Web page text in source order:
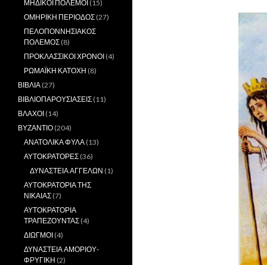
ΜΗΔΙΚΟΙ ΠΟΛΕΜΟΙ (15)
ΟΜΗΡΙΚΗ ΠΕΡΙΟΔΟΣ (27)
ΠΕΛΟΠΟΝΝΗΣΙΑΚΟΣ
ΠΟΛΕΜΟΣ (8)
ΠΡΟΚΛΑΣΣΙΚΟΙ ΧΡΟΝΟΙ (4)
ΡΩΜΑΪΚΗ ΚΑΤΟΧΗ (8)
ΒΙΒΛΙΑ (27)
ΒΙΒΛΙΟΠΑΡΟΥΣΙΑΣΕΙΣ (11)
ΒΛΑΧΟΙ (14)
ΒΥΖΑΝΤΙΟ (204)
ΑΝΑΤΟΛΙΚΑ ΦΥΛΑ (13)
ΑΥΤΟΚΡΑΤΟΡΕΣ (36)
ΔΥΝΑΣΤΕΙΑ ΑΓΓΕΛΩΝ (1)
ΑΥΤΟΚΡΑΤΟΡΙΑ ΤΗΣ
ΝΙΚΑΙΑΣ (7)
ΑΥΤΟΚΡΑΤΟΡΙΑ
ΤΡΑΠΕΖΟΥΝΤΑΣ (4)
ΔΙΩΓΜΟΙ (4)
ΔΥΝΑΣΤΕΙΑ ΑΜΟΡΙΟΥ-
ΦΡΥΓΙΚΗ (2)